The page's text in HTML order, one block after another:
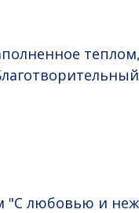
любовью и